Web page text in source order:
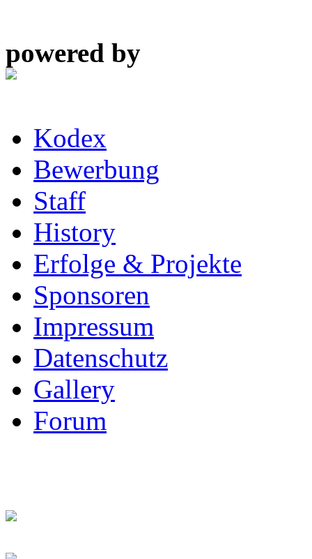
powered by
Kodex
Bewerbung
Staff
History
Erfolge & Projekte
Sponsoren
Impressum
Datenschutz
Gallery
Forum